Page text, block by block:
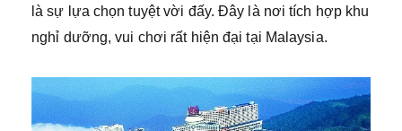
là sự lựa chọn tuyệt vời đấy. Đây là nơi tích hợp khu
nghỉ dưỡng, vui chơi rất hiện đại tại Malaysia.